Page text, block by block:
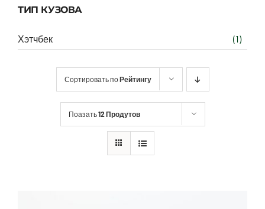
ТИП КУЗОВА
Хэтчбек (1)
Сортировать поРейтингу
Поазать12 Продутов